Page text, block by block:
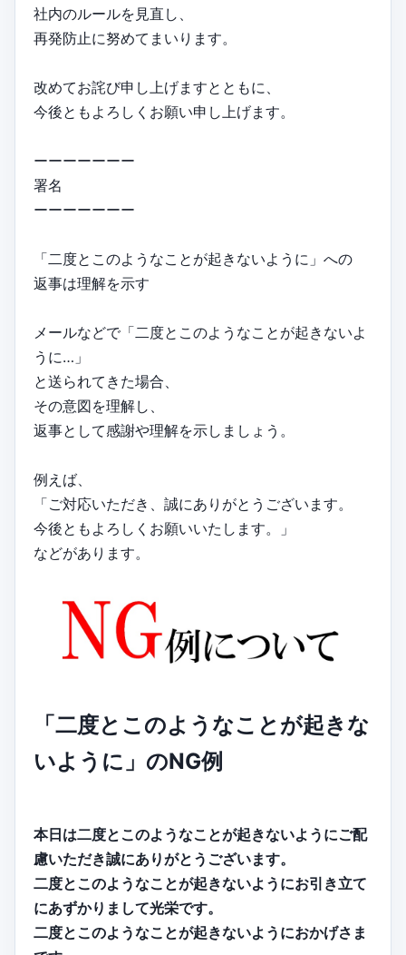
社内のルールを見直し、
再発防止に努めてまいります。
改めてお詫び申し上げますとともに、
今後ともよろしくお願い申し上げます。
ーーーーーーー
署名
ーーーーーーー
「二度とこのようなことが起きないように」への
返事は理解を示す
メールなどで「二度とこのようなことが起きないよ
うに…」
と送られてきた場合、
その意図を理解し、
返事として感謝や理解を示しましょう。
例えば、
「ご対応いただき、誠にありがとうございます。
今後ともよろしくお願いいたします。」
などがあります。
「二度とこのようなことが起きな
いように」のNG例
本日は二度とこのようなことが起きないようにご配
慮いただき誠にありがとうございます。
二度とこのようなことが起きないようにお引き立て
にあずかりまして光栄です。
二度とこのようなことが起きないようにおかげさま